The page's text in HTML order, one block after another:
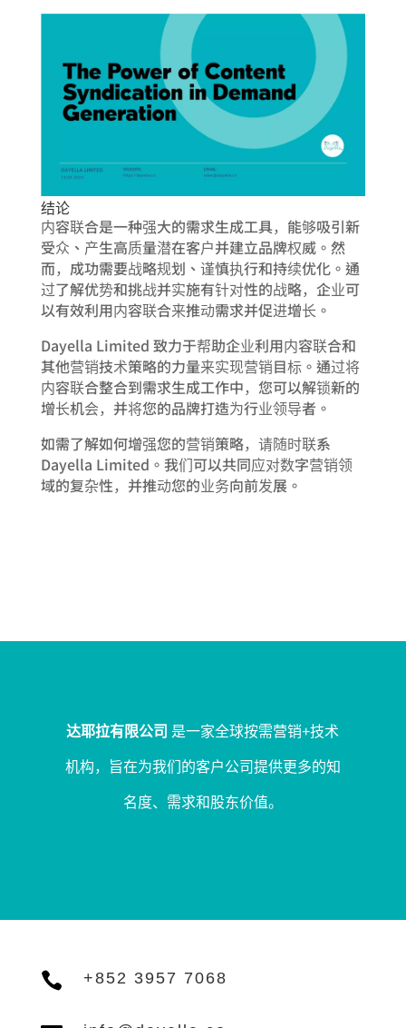
结论
内容联合是一种强大的需求生成工具，能够吸引新
受众、产生高质量潜在客户并建立品牌权威。然
而，成功需要战略规划、谨慎执行和持续优化。通
过了解优势和挑战并实施有针对性的战略，企业可
以有效利用内容联合来推动需求并促进增长。
Dayella Limited 致力于帮助企业利用内容联合和
其他营销技术策略的力量来实现营销目标。通过将
内容联合整合到需求生成工作中，您可以解锁新的
增长机会，并将您的品牌打造为行业领导者。
如需了解如何增强您的营销策略，请随时联系
Dayella Limited。我们可以共同应对数字营销领
域的复杂性，并推动您的业务向前发展。
达耶拉有限公司 是一家全球按需营销+技术
机构，旨在为我们的客户公司提供更多的知
名度、需求和股东价值。
 +852 3957 7068